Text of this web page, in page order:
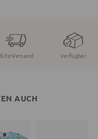
Versand Verfügbar
AUCH